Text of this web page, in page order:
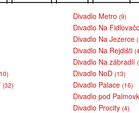
(32)
Divadlo Metro(9)
Divadlo Na
Divadlo Na Jezerce
Divadlo Na Rejdišti
Divadlo Na zábradlí
Divadlo NoD(13)
Divadlo Palace(16)
Divadlo pod
Divadlo Procity(4)